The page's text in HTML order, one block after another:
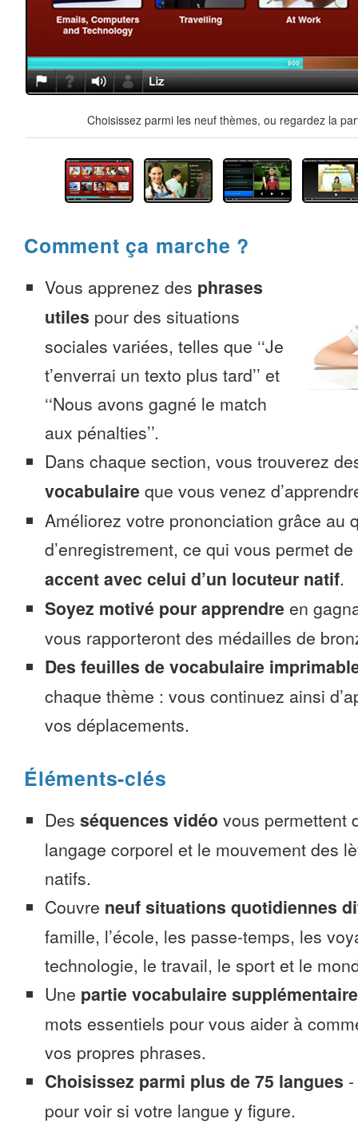
Choisissez parmi les neuf thèmes, ou regardez la
Comment ça marche ?
Vous apprenez des phrases
utiles pour des situations
sociales variées, telles que ‘‘Je
t’enverrai un texto plus tard’’ et
‘‘Nous avons gagné le match
aux pénalties’’.
Dans chaque section, vous trouverez
vocabulaire que vous venez
Améliorez votre prononciation grâce au
d’enregistrement, ce qui vous permet de
accent avec celui d’un locuteur natif.
Soyez motivé pour apprendre en
vous rapporteront des médailles de
Des feuilles de vocabulaire
chaque thème : vous continuez ainsi
vos déplacements.
Éléments-clés
Des séquences vidéo vous permettent
langage corporel et le mouvement des
natifs.
Couvre neuf situations quotidiennes
famille, l’école, les passe-temps, les
technologie, le travail, le sport et le
Une partie vocabulaire supplémentaire
mots essentiels pour vous aider à
vos propres phrases.
Choisissez parmi plus de 75 langues -
pour voir si votre langue y figure.